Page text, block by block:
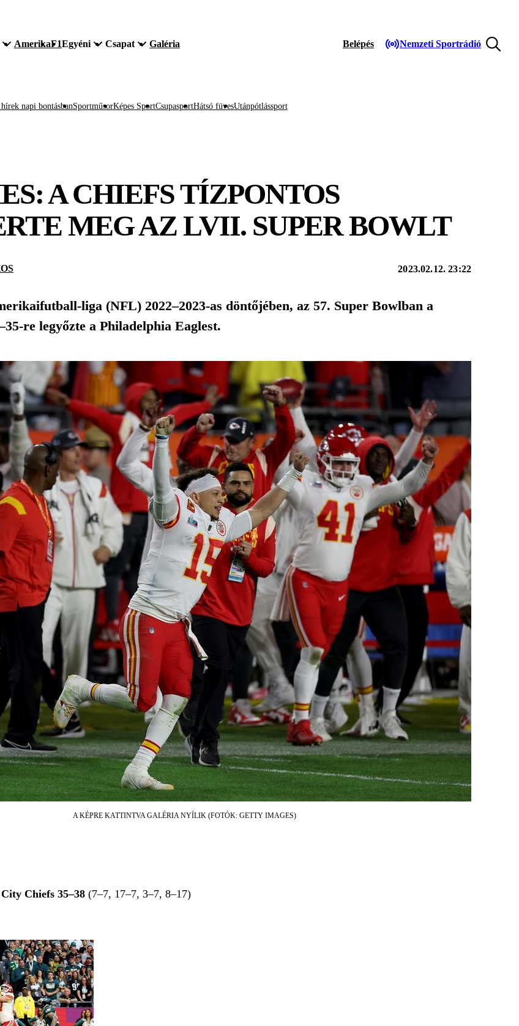
AmerikaF1Egyéni Csapat Galéria Belépés Nemzeti Sportrádió
napi bontásbanSportműsorKépes SportCsupasportHátsó füvesUtánpótlássport
A CHIEFS TÍZPONTOS
MEG AZ LVII. SUPER BOWLT
2023.02.12. 23:22
liga (NFL) 2022–2023-as döntőjében, az 57. Super Bowlban a
re legyőzte a Philadelphia Eaglest.
A KÉPRE KATTINTVA GALÉRIA NYÍLIK (FOTÓK: GETTY IMAGES)
Chiefs 35–38(7–7, 17–7, 3–7, 8–17)